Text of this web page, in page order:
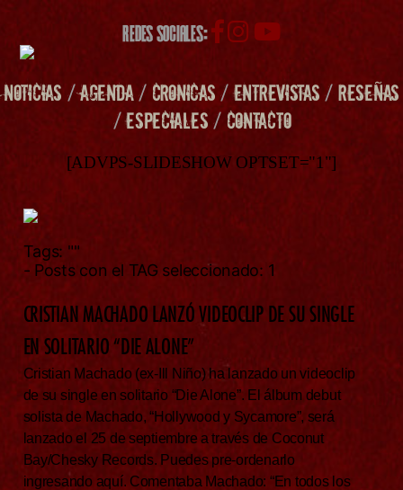
REDES SOCIALES:
NOTICIAS /AGENDA/ CRONICAS/ENTREVISTAS/RESEÑAS
/ESPECIALES/ CONTACTO
[ADVPS-SLIDESHOW OPTSET="1"]
Tags: ""
- Posts con el TAG seleccionado: 1
CRISTIAN MACHADO LANZÓ VIDEOCLIP DE SU SINGLE
EN SOLITARIO “DIE ALONE”
Cristian Machado (ex-Ill Niño) ha lanzado un videoclip
de su single en solitario “Die Alone”. El álbum debut
solista de Machado, “Hollywood y Sycamore”, será
lanzado el 25 de septiembre a través de Coconut
Bay/Chesky Records. Puedes pre-ordenarlo
ingresando aquí. Comentaba Machado: “En todos los